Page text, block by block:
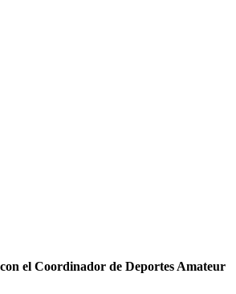
el Coordinador de Deportes Amateur